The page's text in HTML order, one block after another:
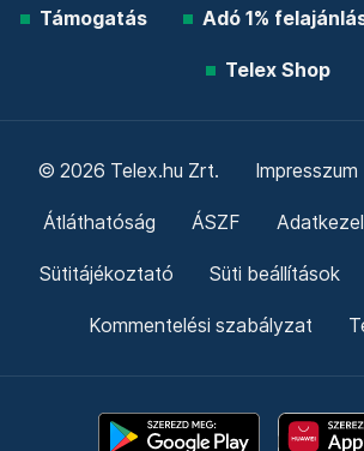
Támogatás Adó 1%
Telex Shop
© 2026 Telex.hu Zrt. Impresszum
Átláthatóság ÁSZF
Sütitájékoztató Süti beállítások
Kommentelési szabályzat